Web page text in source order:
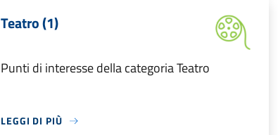
Teatro (1)
Punti di interesse della categoria Teatro
LEGGI DI PIÙ